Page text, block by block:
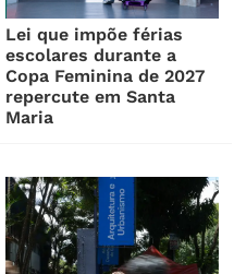
Lei que impõe férias
escolares durante a
Copa Feminina de 2027
repercute em Santa
Maria